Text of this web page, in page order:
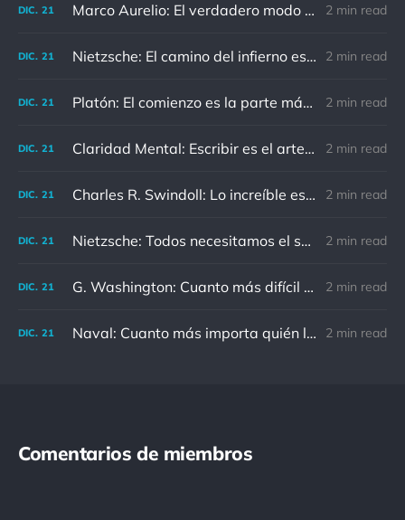
DIC. 21 Marco Aurelio: El verdadero modo de vengarse de un enemigo es no parecérsele. 2 min read
DIC. 21 Nietzsche: El camino del infierno está asfaltado de buenas intenciones. 2 min read
DIC. 21 Platón: El comienzo es la parte más importante del trabajo 2 min read
DIC. 21 Claridad Mental: Escribir es el arte de calmar y despejar la mente. 2 min read
DIC. 21 Charles R. Swindoll: Lo increíble es que cada día podemos elegir la actitud que adoptaremos. 2 min read
DIC. 21 Nietzsche: Todos necesitamos el sentido de culpa, pero nadie necesita sentirse culpable. 2 min read
DIC. 21 G. Washington: Cuanto más difícil es el conflicto, mayor es el triunfo. 2 min read
DIC. 21 Naval: Cuanto más importa quién lo ha dicho, menos importa en realidad 2 min read
Comentarios de miembros